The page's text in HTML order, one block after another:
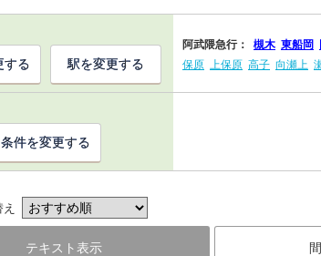
阿武隈急行： 槻木 東船岡
保原 上保原 高子 向瀬上
する 駅を変更する
条件を変更する
テキスト表示